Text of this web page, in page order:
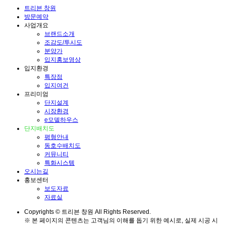
트리븐 창원
방문예약
사업개요
브랜드소개
조감도/투시도
분양가
입지홍보영상
입지환경
특장점
입지여건
프리미엄
단지설계
시장환경
e모델하우스
단지배치도
평형안내
동호수배치도
커뮤니티
특화시스템
오시는길
홍보센터
보도자료
자료실
Copyrights © 트리븐 창원 All Rights Reserved.
※ 본 페이지의 콘텐츠는 고객님의 이해를 돕기 위한 예시로, 실제 시공 시